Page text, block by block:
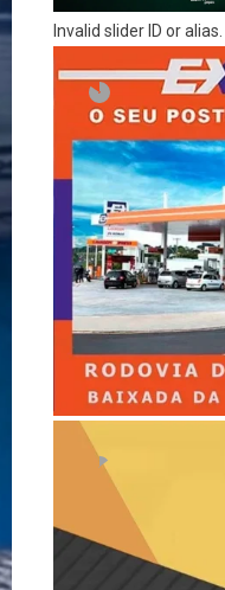
Invalid slider ID or alias.